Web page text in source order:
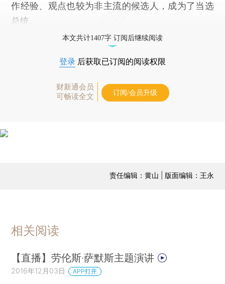
作经验、观点也较为非主流的候选人，成为了当选
总统。
本文共计1407字 订阅后继续阅读
登录 后获取已订阅的阅读权限
财新通会员
可畅读全文
订阅/会员升级
责任编辑：黄山 | 版面编辑：王永
相关阅读
【直播】劳伦斯·萨默斯主题演讲
2016年12月03日 APP打开